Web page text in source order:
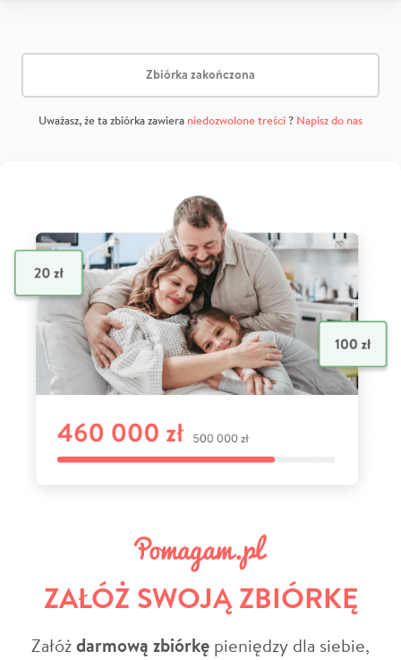
Zbiórka zakończona
Uważasz, że ta zbiórka zawiera niedozwolone treści? Napisz do nas
ZAŁÓŻ SWOJĄ ZBIÓRKĘ
Załóżdarmową zbiórkę pieniędzy dla siebie,